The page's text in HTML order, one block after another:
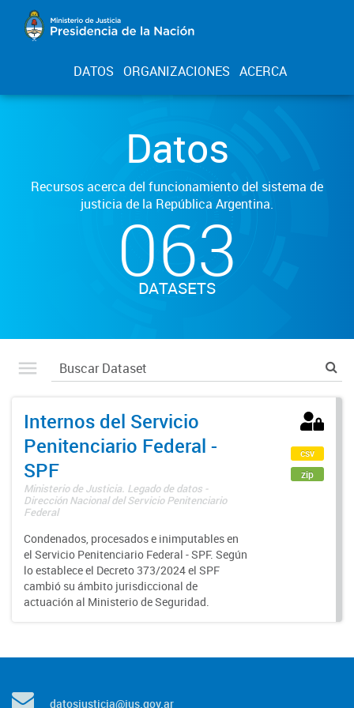
DATOS ORGANIZACIONES ACERCA
Datos
Recursos acerca del funcionamiento del sistema de
justicia de la República Argentina.
063
DATASETS
Internos del Servicio
Penitenciario Federal -
SPF
Ministerio de Justicia. Legado de datos -
Dirección Nacional del Servicio Penitenciario
Federal
Condenados, procesados e inimputables en
el Servicio Penitenciario Federal - SPF. Según
lo establece el Decreto 373/2024 el SPF
cambió su ámbito jurisdiccional de
actuación al Ministerio de Seguridad.
csv
zip
datosjusticia@jus.gov.ar